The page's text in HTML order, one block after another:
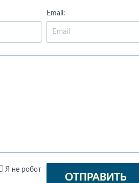
Email:
Я не робот
ОТПРАВИТЬ